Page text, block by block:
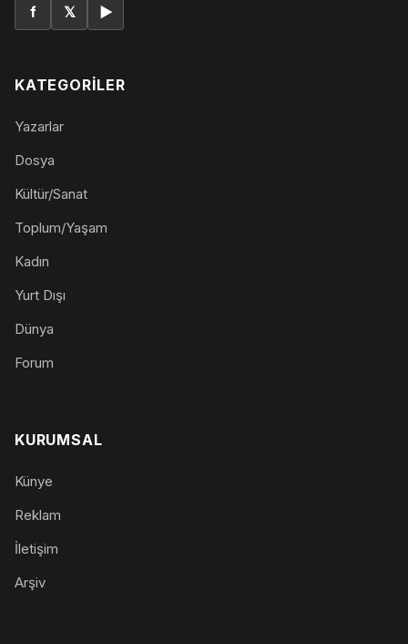
f 𝕏 ▶
KATEGORILER
Yazarlar
Dosya
Kültür/Sanat
Toplum/Yaşam
Kadın
Yurt Dışı
Dünya
Forum
KURUMSAL
Künye
Reklam
İletişim
Arşiv